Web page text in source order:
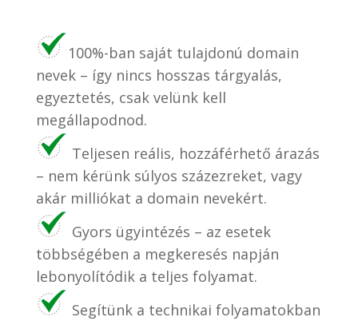
100%-ban saját tulajdonú domain
nevek – így nincs hosszas tárgyalás,
egyeztetés, csak velünk kell
megállapodnod.
Teljesen reális, hozzáférhető árazás
– nem kérünk súlyos százezreket, vagy
akár milliókat a domain nevekért.
Gyors ügyintézés – az esetek
többségében a megkeresés napján
lebonyolítódik a teljes folyamat.
Segítünk a technikai folyamatokban